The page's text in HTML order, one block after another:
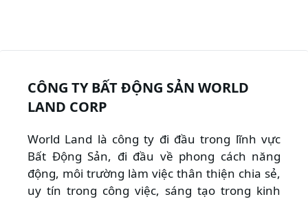
CÔNG TY BẤT ĐỘNG SẢN WORLD
LAND CORP
World Land là công ty đi đầu trong lĩnh vực
Bất Động Sản, đi đầu về phong cách năng
động, môi trường làm việc thân thiện chia sẻ,
uy tín trong công việc, sáng tạo trong kinh